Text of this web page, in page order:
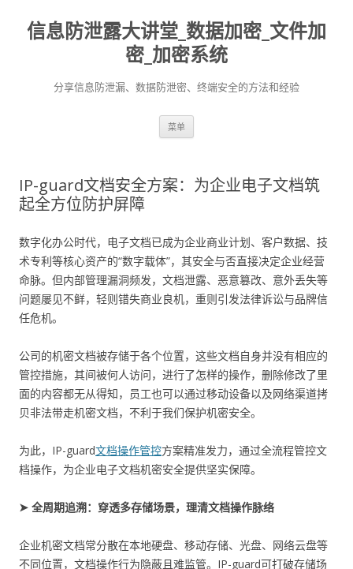
信息防泄露大讲堂_数据加密_文件加
密_加密系统
分享信息防泄漏、数据防泄密、终端安全的方法和经验
菜单
IP-guard文档安全方案：为企业电子文档筑
起全方位防护屏障
数字化办公时代，电子文档已成为企业商业计划、客户数据、技
术专利等核心资产的“数字载体”，其安全与否直接决定企业经营
命脉。但内部管理漏洞频发，文档泄露、恶意篡改、意外丢失等
问题屡见不鲜，轻则错失商业良机，重则引发法律诉讼与品牌信
任危机。
公司的机密文档被存储于各个位置，这些文档自身并没有相应的
管控措施，其间被何人访问，进行了怎样的操作，删除修改了里
面的内容都无从得知，员工也可以通过移动设备以及网络渠道拷
贝非法带走机密文档，不利于我们保护机密安全。
为此，IP-guard文档操作管控方案精准发力，通过全流程管控文
档操作，为企业电子文档机密安全提供坚实保障。
➤ 全周期追溯：穿透多存储场景，理清文档操作脉络
企业机密文档常分散在本地硬盘、移动存储、光盘、网络云盘等
不同位置，文档操作行为隐蔽且难监管。IP-guard可打破存储场